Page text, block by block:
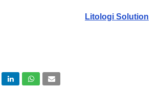
Litologi Solution